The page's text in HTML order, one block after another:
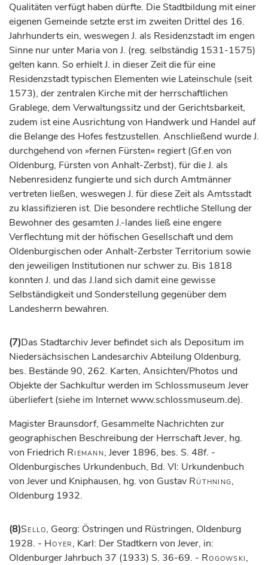
Qualitäten verfügt haben dürfte. Die Stadtbildung mit einer
eigenen Gemeinde setzte erst im zweiten Drittel des 16.
Jahrhunderts ein, weswegen J. als Residenzstadt im engen
Sinne nur unter Maria von J. (reg. selbständig 1531-1575)
gelten kann. So erhielt J. in dieser Zeit die für eine
Residenzstadt typischen Elementen wie Lateinschule (seit
1573), der zentralen Kirche mit der herrschaftlichen
Grablege, dem Verwaltungssitz und der Gerichtsbarkeit,
zudem ist eine Ausrichtung von Handwerk und Handel auf
die Belange des Hofes festzustellen. Anschließend wurde J.
durchgehend von »fernen Fürsten« regiert (Gf.en von
Oldenburg, Fürsten von Anhalt-Zerbst), für die J. als
Nebenresidenz fungierte und sich durch Amtmänner
vertreten ließen, weswegen J. für diese Zeit als Amtsstadt
zu klassifizieren ist. Die besondere rechtliche Stellung der
Bewohner des gesamten J.-landes ließ eine engere
Verflechtung mit der höfischen Gesellschaft und dem
Oldenburgischen oder Anhalt-Zerbster Territorium sowie
den jeweiligen Institutionen nur schwer zu. Bis 1818
konnten J. und das J.land sich damit eine gewisse
Selbständigkeit und Sonderstellung gegenüber dem
Landesherrn bewahren.
(7)Das Stadtarchiv Jever befindet sich als Depositum im
Niedersächsischen Landesarchiv Abteilung Oldenburg,
bes. Bestände 90, 262. Karten, Ansichten/Photos und
Objekte der Sachkultur werden im Schlossmuseum Jever
überliefert (siehe im Internet www.schlossmuseum.de).
Magister Braunsdorf, Gesammelte Nachrichten zur
geographischen Beschreibung der Herrschaft Jever, hg.
von Friedrich Riemann, Jever 1896, bes. S. 48f. -
Oldenburgisches Urkundenbuch, Bd. VI: Urkundenbuch
von Jever und Kniphausen, hg. von Gustav Rüthning,
Oldenburg 1932.
(8)Sello, Georg: Östringen und Rüstringen, Oldenburg
1928. - Hoyer, Karl: Der Stadtkern von Jever, in:
Oldenburger Jahrbuch 37 (1933) S. 36-69. - Rogowski,